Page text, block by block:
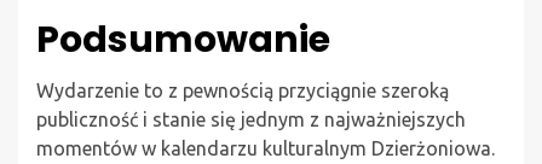
Podsumowanie
Wydarzenie to z pewnością przyciągnie szeroką
publiczność i stanie się jednym z najważniejszych
momentów w kalendarzu kulturalnym Dzierżoniowa.